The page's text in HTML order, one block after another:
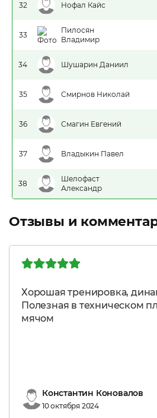
32 Нофал Кайс
33
Пилосян
Владимир
34 Шушарин Даниил
35 Смирнов Николай
36 Смагин Евгений
37 Владыкин Павел
38
Шелофаст
Александр
Отзывы и
Хорошая тренировка,
Полезная в техническом
мячом
Константин Коновалов
10 октября 2024